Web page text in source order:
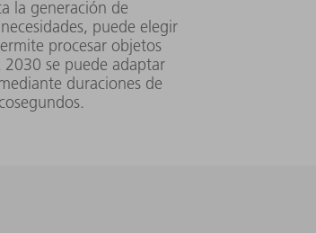
la generación de
puede elegir
procesar objetos
se puede adaptar
duraciones de